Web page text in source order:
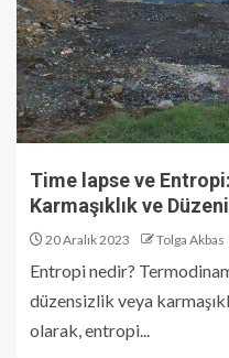
Time lapse ve
Karmaşıklık ve
20 Aralık 2023 Tolga Akbas
Entropi nedir?
düzensizlik veya
olarak, entropi...